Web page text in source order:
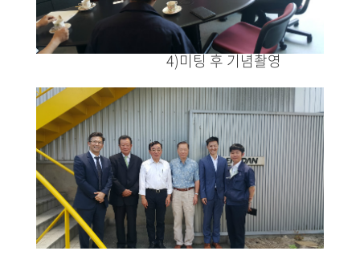
4)미팅 후 기념촬영